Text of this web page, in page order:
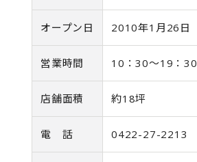
オープン日 2010年1月26日
営業時間 10：30～19：30
店舗面積 約18坪
電 話 0422-27-2213